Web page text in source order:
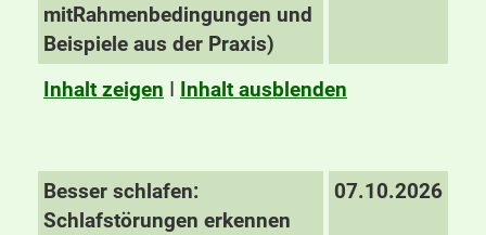
mitRahmenbedingungen und
Beispiele aus der Praxis)
Inhalt zeigen I Inhalt ausblenden
Besser schlafen:
Schlafstörungen erkennen
07.10.2026